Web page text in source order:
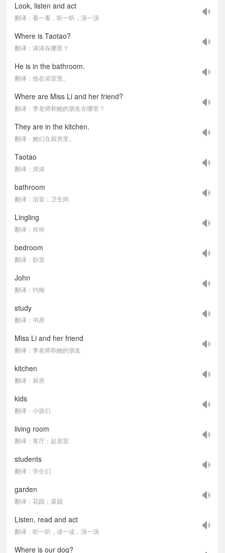
Look, listen and act
翻译：看一看，听一听，演一演
Where is Taotao?
翻译：涛涛在哪里？
He is in the bathroom.
翻译：他在浴室里。
Where are Miss Li and her friend?
翻译：李老师和她的朋友在哪里？
They are in the kitchen.
翻译：她们在厨房里。
Taotao
翻译：涛涛
bathroom
翻译：浴室；卫生间
Lingling
翻译：玲玲
bedroom
翻译：卧室
John
翻译：约翰
study
翻译：书房
Miss Li and her friend
翻译：李老师和她的朋友
kitchen
翻译：厨房
kids
翻译：小孩们
living room
翻译：客厅；起居室
students
翻译：学生们
garden
翻译：花园；菜园
Listen, read and act
翻译：听一听，读一读，演一演
Where is our dog?